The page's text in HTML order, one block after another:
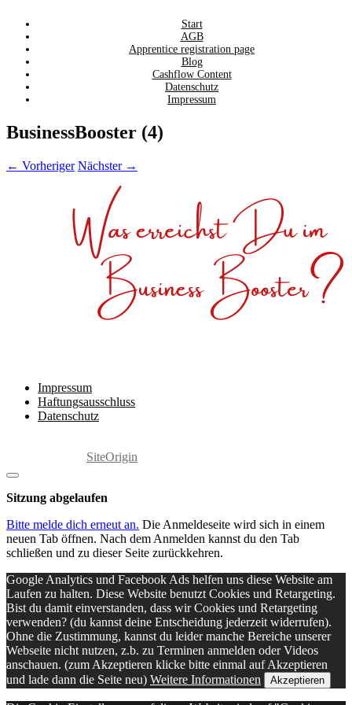
Zum
Inhalt
springen
Start
AGB
Apprentice registration page
Blog
Cashflow Content
Datenschutz
Impressum
BusinessBooster (4)
← Vorheriger Nächster →
Impressum
Haftungsausschluss
Datenschutz
SiteOrigin
Dialog
schließen
Sitzung abgelaufen
Bitte melde dich erneut an. Die Anmeldeseite wird sich in einem
neuen Tab öffnen. Nach dem Anmelden kannst du den Tab
schließen und zu dieser Seite zurückkehren.
Google Analytics und Facebook Ads helfen uns diese Website am
Laufen zu halten. Diese Website benutzt Cookies und Retargeting.
Bist du damit einverstanden, dass wir Cookies und Retargeting
verwenden? (du kannst deine Entscheidung jederzeit widerrufen).
Ohne die Zustimmung, kannst du leider manche Bereiche unserer
Webseite nicht nutzen, z.b. zu Terminen anmelden oder Videos
anschauen. (zum Akzeptieren klicke bitte einmal auf Akzeptieren
und lade dann die Seite neu) Weitere Informationen Akzeptieren